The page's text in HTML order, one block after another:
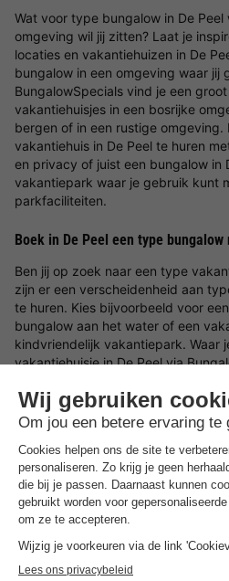
Wat voor type bungalow in De
omgeving wil jij zitten? Laat je
locaties en vakantiehuizen in De
bungalow in een omgeving waar jij
BungalowSpecials vind je een
vakantiehuisjes in een bosrijke
bergen of in een rustige omgeving.
vakantiehuis in De Peel te huren
en privacy of juist een bungalow in
vakantiepark waar je gebruik kunt
parkfaciliteiten.
Boek in De Peel een type bungalow
Ben jij op zoek naar een type
zijn er een verscheidenheid aan
te huren. Kies bijvoorbeeld voor
bungalow aan het water of een
kindvriendelijk vakantiepark. Waar
vakantiehuisje in De Peel via
Verrassendevakantiepark